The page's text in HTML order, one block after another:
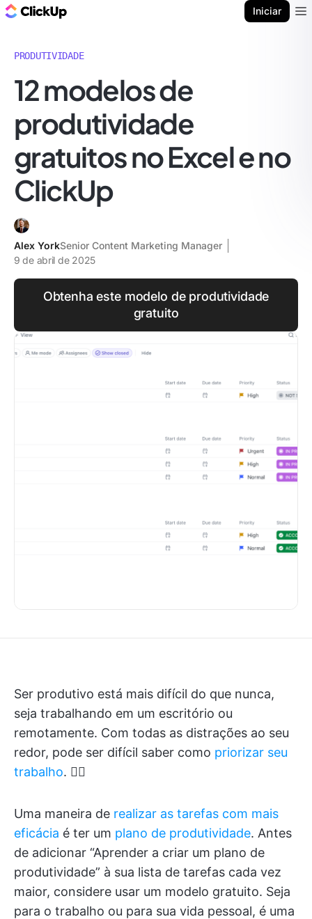
Iniciar
PRODUTIVIDADE
12 modelos de
produtividade
gratuitos no Excel e no
ClickUp
Alex YorkSenior Content Marketing Manager
9 de abril de 2025
Obtenha este modelo de produtividade
gratuito
Ser produtivo está mais difícil do que nunca,
seja trabalhando em um escritório ou
remotamente. Com todas as distrações ao seu
redor, pode ser difícil saber como priorizar seu
trabalho. 😵‍💫
Uma maneira de realizar as tarefas com mais
eficácia é ter um plano de produtividade. Antes
de adicionar “Aprender a criar um plano de
produtividade” à sua lista de tarefas cada vez
maior, considere usar um modelo gratuito. Seja
para o trabalho ou para sua vida pessoal, é uma